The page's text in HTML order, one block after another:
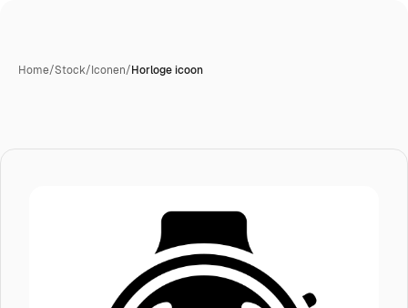
Home/Stock/Iconen/Horloge icoon